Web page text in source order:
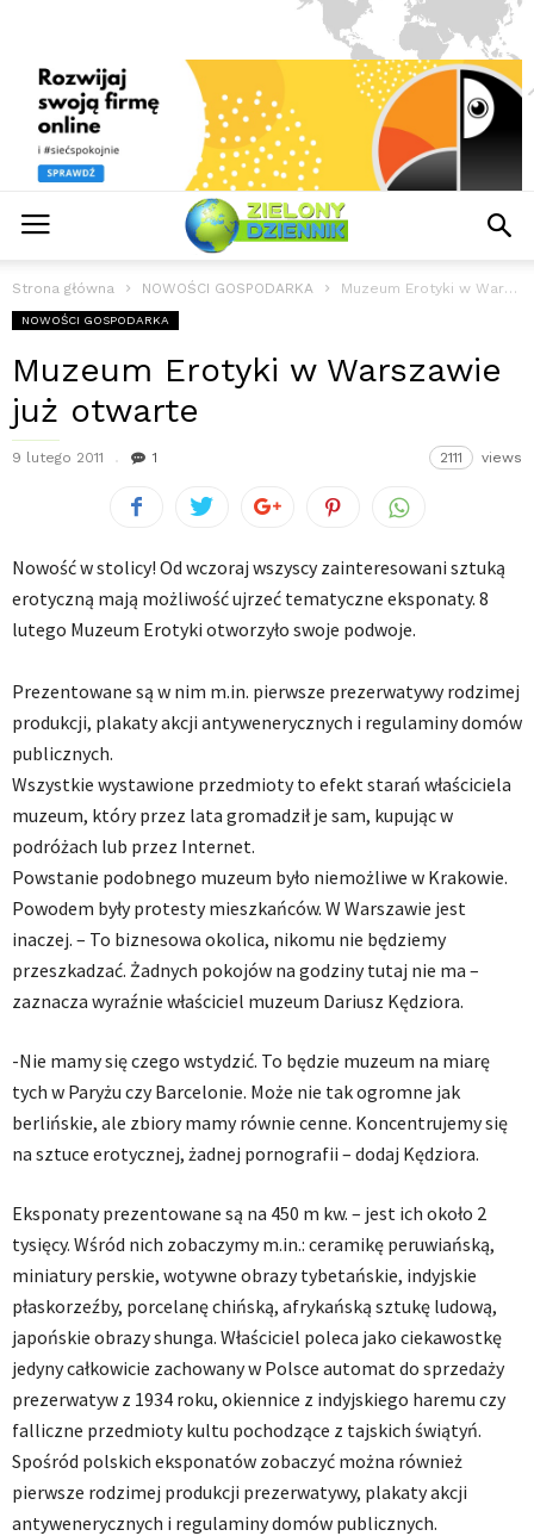
Strona główna NOWOŚCI GOSPODARKA Muzeum Erotyki w Warszawie już otwarte
NOWOŚCI GOSPODARKA
Muzeum Erotyki w Warszawie
już otwarte
9 lutego 2011 1 2111 views
Nowość w stolicy! Od wczoraj wszyscy zainteresowani sztuką
erotyczną mają możliwość ujrzeć tematyczne eksponaty. 8
lutego Muzeum Erotyki otworzyło swoje podwoje.
Prezentowane są w nim m.in. pierwsze prezerwatywy rodzimej
produkcji, plakaty akcji antywenerycznych i regulaminy domów
publicznych.
Wszystkie wystawione przedmioty to efekt starań właściciela
muzeum, który przez lata gromadził je sam, kupując w
podróżach lub przez Internet.
Powstanie podobnego muzeum było niemożliwe w Krakowie.
Powodem były protesty mieszkańców. W Warszawie jest
inaczej. – To biznesowa okolica, nikomu nie będziemy
przeszkadzać. Żadnych pokojów na godziny tutaj nie ma –
zaznacza wyraźnie właściciel muzeum Dariusz Kędziora.
-Nie mamy się czego wstydzić. To będzie muzeum na miarę
tych w Paryżu czy Barcelonie. Może nie tak ogromne jak
berlińskie, ale zbiory mamy równie cenne. Koncentrujemy się
na sztuce erotycznej, żadnej pornografii – dodaj Kędziora.
Eksponaty prezentowane są na 450 m kw. – jest ich około 2
tysięcy. Wśród nich zobaczymy m.in.: ceramikę peruwiańską,
miniatury perskie, wotywne obrazy tybetańskie, indyjskie
płaskorzeźby, porcelanę chińską, afrykańską sztukę ludową,
japońskie obrazy shunga. Właściciel poleca jako ciekawostkę
jedyny całkowicie zachowany w Polsce automat do sprzedaży
prezerwatyw z 1934 roku, okiennice z indyjskiego haremu czy
falliczne przedmioty kultu pochodzące z tajskich świątyń.
Spośród polskich eksponatów zobaczyć można również
pierwsze rodzimej produkcji prezerwatywy, plakaty akcji
antywenerycznych i regulaminy domów publicznych.